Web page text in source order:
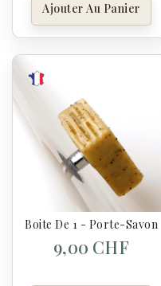
Ajouter Au Panier
Boite De 1 - Porte-
9,00 CHF